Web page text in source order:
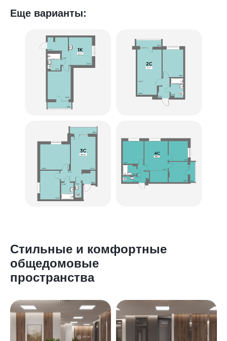
Еще варианты:
Стильные и комфортные
общедомовые
пространства